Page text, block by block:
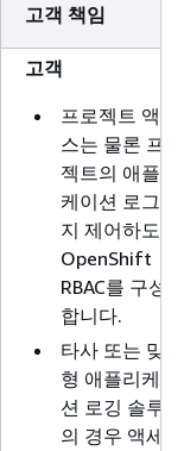
고객 책임
고객
프로젝트 액세
스는 물론 프로
젝트의 애플리
케이션 로그까
지 제어하도록
OpenShift
RBAC를 구성
합니다.
타사 또는 맞춤
형 애플리케이
션 로깅 솔루션
의 경우 액세스